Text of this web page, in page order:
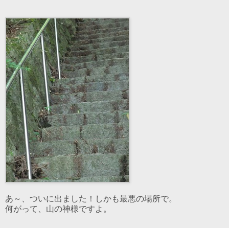
あ～、ついに出ました！しかも最悪の場所で。
何がって、山の神様ですよ。